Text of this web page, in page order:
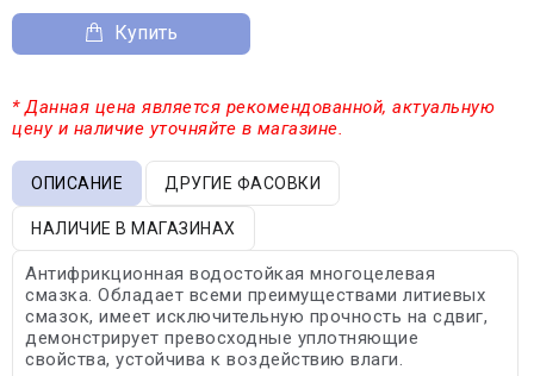
Купить
* Данная цена является рекомендованной, актуальную
цену и наличие уточняйте в магазине.
ОПИСАНИЕ ДРУГИЕ ФАСОВКИ
НАЛИЧИЕ В МАГАЗИНАХ
Антифрикционная водостойкая многоцелевая
смазка. Обладает всеми преимуществами литиевых
смазок, имеет исключительную прочность на сдвиг,
демонстрирует превосходные уплотняющие
свойства, устойчива к воздействию влаги.